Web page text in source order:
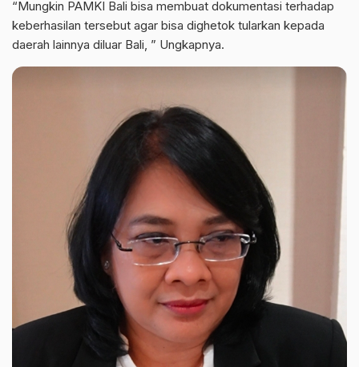
“Mungkin PAMKI Bali bisa membuat dokumentasi terhadap
keberhasilan tersebut agar bisa dighetok tularkan kepada
daerah lainnya diluar Bali, ” Ungkapnya.